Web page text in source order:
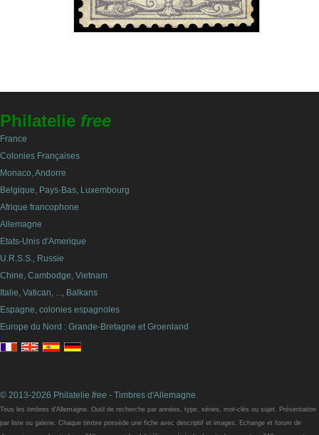
Philatelie free
France
Colonies Françaises
Monaco, Andorre
Belgique, Pays-Bas, Luxembourg
Afrique francophone
Allemagne
Etats-Unis d'Amerique
U.R.S.S., Russie
Chine, Cambodge, Vietnam
Italie, Vatican, ..., Balkans
Espagne, colonies espagnoles
Europe du Nord : Grande-Bretagne et Groenland
© 2013-2026 Philatelie free - Timbres d'Allemagne.
Tous les timbres d'Allemagne. Outil de recherche par années, type, séries, mot-clés ou sujet. Présentation
par liste ou galerie. Chaque timbre possède une fiche avec descriptif et images. Echange et forum de